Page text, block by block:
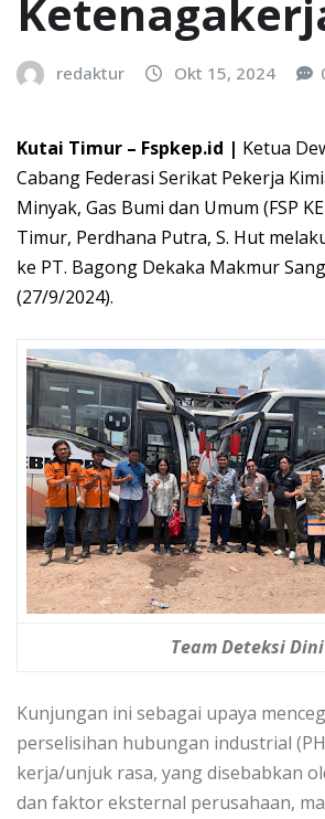
redaktur Okt 15, 2024
Kutai Timur – Fspkep.id | Ketua
Cabang Federasi Serikat Pekerja
Minyak, Gas Bumi dan Umum (FSP
Timur, Perdhana Putra, S. Hut
ke PT. Bagong Dekaka Makmur
(27/9/2024).
Team Deteksi Dini
Kunjungan ini sebagai upaya
perselisihan hubungan industrial
kerja/unjuk rasa, yang disebabkan
dan faktor eksternal perusahaan,